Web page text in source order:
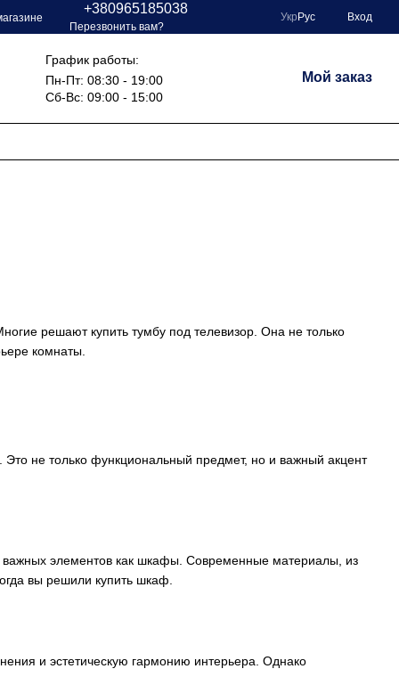
+380965185038
Перезвонить вам?
Укр Рус Вход
График работы:
Пн-Пт: 08:30 - 19:00
Сб-Вс: 09:00 - 15:00
Мой заказ
решают купить тумбу под телевизор. Она не только
комнаты.
не только функциональный предмет, но и важный акцент
важных элементов как шкафы. Современные материалы, из
вы решили купить шкаф.
и эстетическую гармонию интерьера. Однако